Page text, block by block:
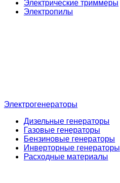
Электрические триммеры
Электропилы
Электрогенераторы
Дизельные генераторы
Газовые генераторы
Бензиновые генераторы
Инверторные генераторы
Расходные материалы